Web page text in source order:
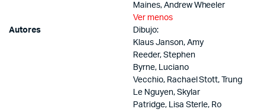
Autores
Maines, Andrew Wheeler
Ver menos
Dibujo:
Klaus Janson, Amy
Reeder, Stephen
Byrne, Luciano
Vecchio, Rachael Stott, Trung
Le Nguyen, Skylar
Patridge, Lisa Sterle, Ro